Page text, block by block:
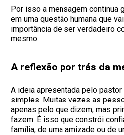
Por isso a mensagem continua
em uma questão humana que
importância de ser verdadeiro
mesmo.
A reflexão por trás da
A ideia apresentada pelo pastor
simples. Muitas vezes as
apenas pelo que dizem, mas
fazem. É isso que constrói
família, de uma amizade ou de